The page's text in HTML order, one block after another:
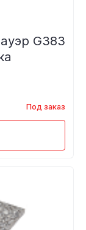
G383
Под заказ